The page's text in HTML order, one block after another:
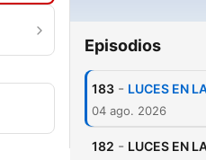
Episodios
183 - LUCES EN
04 ago. 2026
182 - LUCES EN